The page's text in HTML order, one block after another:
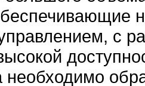
с
необходимо